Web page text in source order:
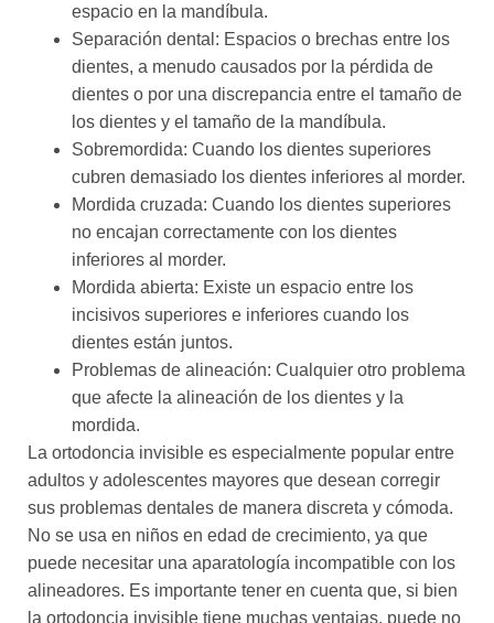
espacio en la mandíbula.
Separación dental: Espacios o brechas entre los
dientes, a menudo causados por la pérdida de
dientes o por una discrepancia entre el tamaño de
los dientes y el tamaño de la mandíbula.
Sobremordida: Cuando los dientes superiores
cubren demasiado los dientes inferiores al morder.
Mordida cruzada: Cuando los dientes superiores
no encajan correctamente con los dientes
inferiores al morder.
Mordida abierta: Existe un espacio entre los
incisivos superiores e inferiores cuando los
dientes están juntos.
Problemas de alineación: Cualquier otro problema
que afecte la alineación de los dientes y la
mordida.
La ortodoncia invisible es especialmente popular entre
adultos y adolescentes mayores que desean corregir
sus problemas dentales de manera discreta y cómoda.
No se usa en niños en edad de crecimiento, ya que
puede necesitar una aparatología incompatible con los
alineadores. Es importante tener en cuenta que, si bien
la ortodoncia invisible tiene muchas ventajas, puede no